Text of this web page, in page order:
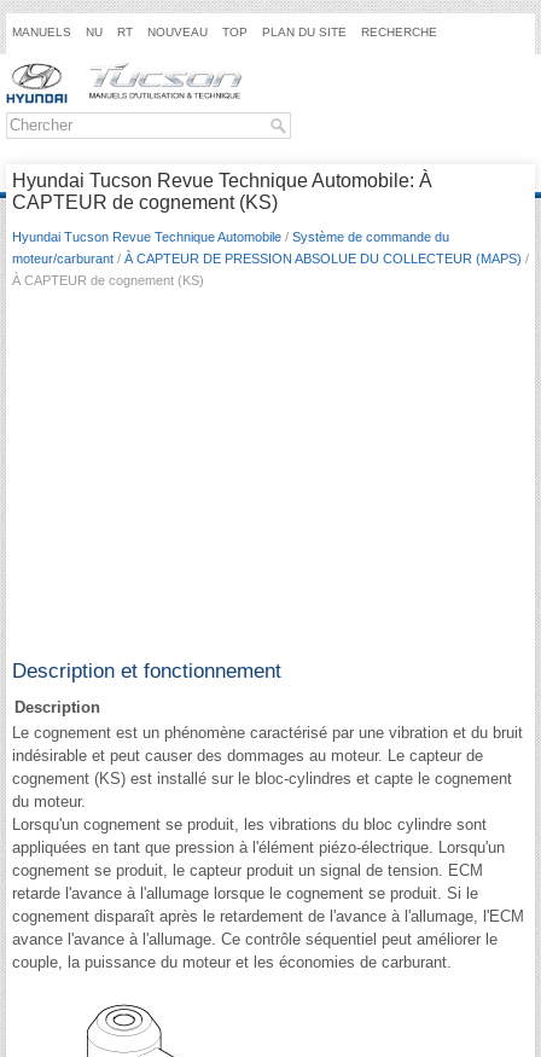
MANUELS NU RT NOUVEAU TOP PLAN DU SITE RECHERCHE
Hyundai Tucson Revue Technique Automobile: À
CAPTEUR de cognement (KS)
Hyundai Tucson Revue Technique Automobile / Système de commande du
moteur/carburant / À CAPTEUR DE PRESSION ABSOLUE DU COLLECTEUR (MAPS) /
À CAPTEUR de cognement (KS)
Description et fonctionnement
Description
Le cognement est un phénomène caractérisé par une vibration et du bruit
indésirable et peut causer des dommages au moteur. Le capteur de
cognement (KS) est installé sur le bloc-cylindres et capte le cognement
du moteur.
Lorsqu'un cognement se produit, les vibrations du bloc cylindre sont
appliquées en tant que pression à l'élément piézo-électrique. Lorsqu'un
cognement se produit, le capteur produit un signal de tension. ECM
retarde l'avance à l'allumage lorsque le cognement se produit. Si le
cognement disparaît après le retardement de l'avance à l'allumage, l'ECM
avance l'avance à l'allumage. Ce contrôle séquentiel peut améliorer le
couple, la puissance du moteur et les économies de carburant.